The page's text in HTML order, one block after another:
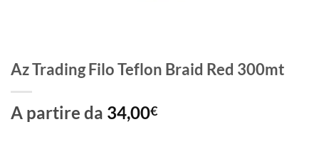
Az Trading Filo Teflon Braid Red 300mt
A partire da 34,00€